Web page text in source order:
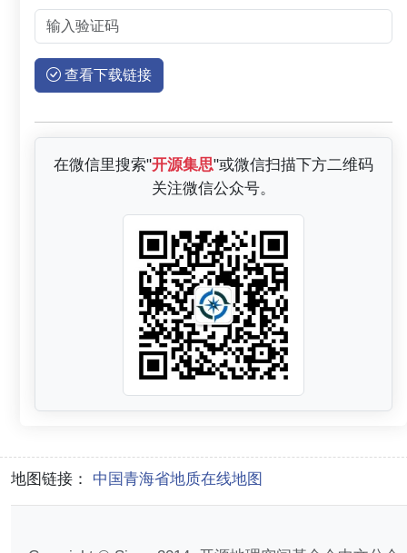
查看下载链接
在微信里搜索"开源集思"或微信扫描下方二维码
关注微信公众号。
地图链接： 中国青海省地质在线地图